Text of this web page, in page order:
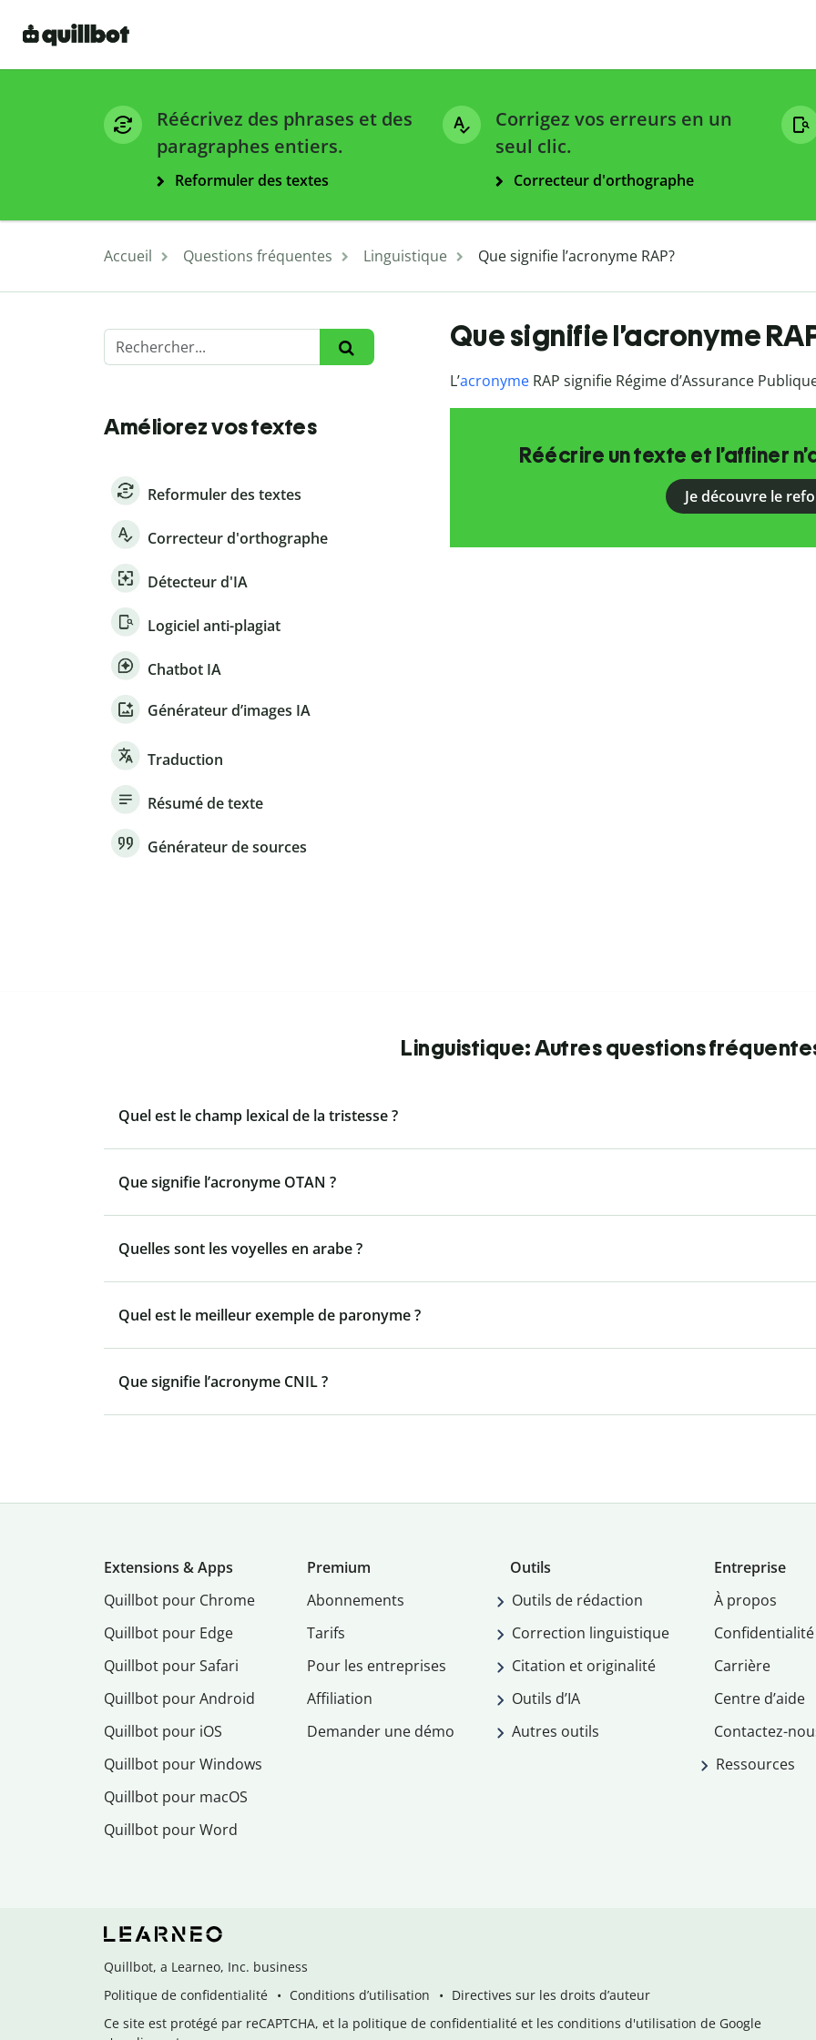
Réécrivez des phrases et des
paragraphes entiers.
Reformuler des textes
Corrigez vos erreurs en un
seul clic.
Correcteur d'orthographe
Accueil Questions fréquentes Linguistique Que signifie l’acronyme RAP?
Améliorez vos textes
Reformuler des textes
Correcteur d'orthographe
Détecteur d'IA
Logiciel anti-plagiat
Chatbot IA
Générateur d’images IA
Traduction
Résumé de texte
Générateur de sources
Que signifie l’acronyme
L’acronymeRAP signifie Régime d’Assurance
Réécrire un texte et l’affiner
Je découvre le
Linguistique: Autres questions
Quel est le champ lexical de la tristesse ?
Que signifie l’acronyme OTAN ?
Quelles sont les voyelles en arabe ?
Quel est le meilleur exemple de paronyme ?
Que signifie l’acronyme CNIL ?
Extensions & Apps
Quillbot pour Chrome
Quillbot pour Edge
Quillbot pour Safari
Quillbot pour Android
Quillbot pour iOS
Quillbot pour Windows
Quillbot pour macOS
Quillbot pour Word
Premium
Abonnements
Tarifs
Pour les entreprises
Affiliation
Demander une démo
Outils
Outils de rédaction
Correction linguistique
Citation et originalité
Outils d’IA
Autres outils
Entreprise
À propos
Confidentialité
Carrière
Centre d’aide
Contactez-
Ressources
Quillbot, a Learneo, Inc. business
Politique de confidentialité
Conditions d’utilisation
Directives sur les droits d’auteur
Ce site est protégé par reCAPTCHA, et la politique de confidentialité et les conditions d'utilisation de Google